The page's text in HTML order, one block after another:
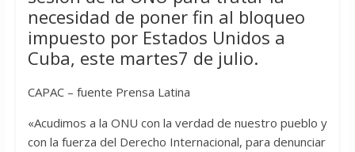
necesidad de poner fin al bloqueo
impuesto por Estados Unidos a
Cuba, este martes7 de julio.
CAPAC – fuente Prensa Latina
«Acudimos a la ONU con la verdad de nuestro pueblo y
con la fuerza del Derecho Internacional, para denunciar